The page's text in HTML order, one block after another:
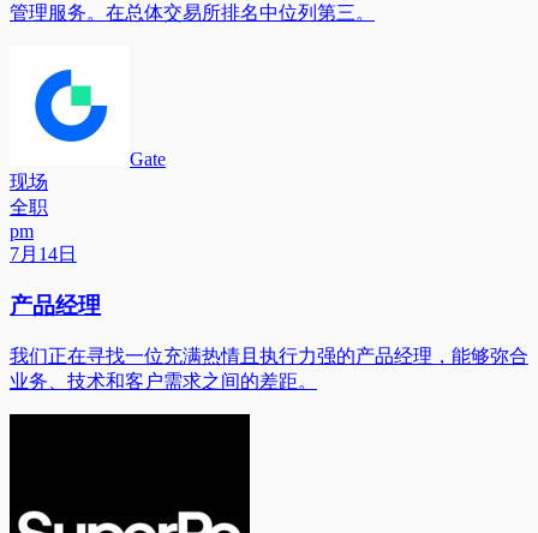
管理服务。在总体交易所排名中位列第三。
Gate
现场
全职
pm
7月14日
产品经理
我们正在寻找一位充满热情且执行力强的产品经理，能够弥合
业务、技术和客户需求之间的差距。